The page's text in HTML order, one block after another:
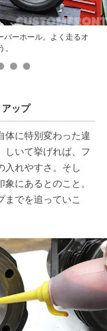
バーホール。よく走るオ
アップ
体に特別変わった違
しいて挙げれば、フ
入れやすさ。そし
にあるとのこと。
までを追っていこ